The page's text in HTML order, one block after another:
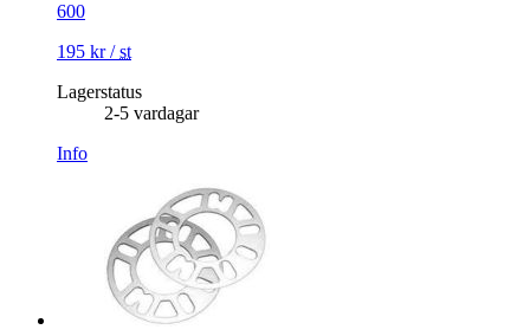
600
195 kr /st
Lagerstatus
2-5 vardagar
Info